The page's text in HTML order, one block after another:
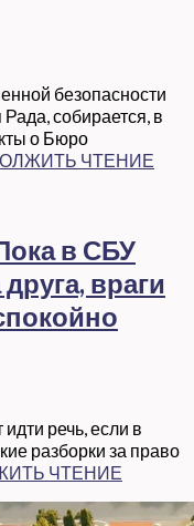
безопасности
собирается, в
о Бюро
ЧТЕНИЕ
в СБУ
враги
речь, если в
разборки за право
ЧТЕНИЕ